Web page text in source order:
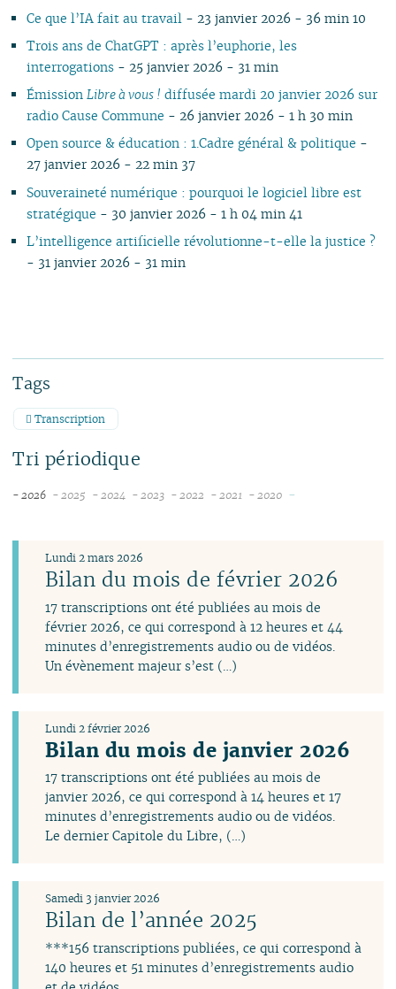
Ce que l’IA fait au travail - 23 janvier 2026 - 36 min 10
Trois ans de ChatGPT : après l’euphorie, les
interrogations - 25 janvier 2026 - 31 min
ÉmissionLibre à vous ! diffusée mardi 20 janvier 2026 sur
radio Cause Commune - 26 janvier 2026 - 1 h 30 min
Open source & éducation : 1.Cadre général & politique -
27 janvier 2026 - 22 min 37
Souveraineté numérique : pourquoi le logiciel libre est
stratégique - 30 janvier 2026 - 1 h 04 min 41
L’intelligence artificielle révolutionne-t-elle la justice ?
- 31 janvier 2026 - 31 min
Tags
Transcription
Tri périodique
- 2026
juin
mai
mars
février
janvier
- 2025
octobre
septembre
juillet
juin
février
janvier
- 2024
octobre
septembre
juillet
juin
mai
avril
février
janvier
- 2023
septembre
juillet
juin
avril
- 2022
septembre
juillet
juin
mai
avril
janvier
- 2021
août
juin
avril
- 2020 -
Bilan du mois de février 2026
Lundi 2 mars 2026
17 transcriptions ont été publiées au mois de
février 2026, ce qui correspond à 12 heures et 44
minutes d’enregistrements audio ou de vidéos.
Un évènement majeur s’est (…)
Bilan du mois de janvier 2026
Lundi 2 février 2026
17 transcriptions ont été publiées au mois de
janvier 2026, ce qui correspond à 14 heures et 17
minutes d’enregistrements audio ou de vidéos.
Le dernier Capitole du Libre, (…)
Bilan de l’année 2025
Samedi 3 janvier 2026
***156 transcriptions publiées, ce qui correspond à
140 heures et 51 minutes d’enregistrements audio